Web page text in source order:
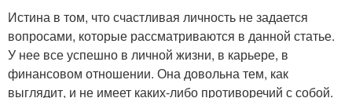
Истина в том, что счастливая личность не задается
вопросами, которые рассматриваются в данной статье.
У нее все успешно в личной жизни, в карьере, в
финансовом отношении. Она довольна тем, как
выглядит, и не имеет каких-либо противоречий с собой.